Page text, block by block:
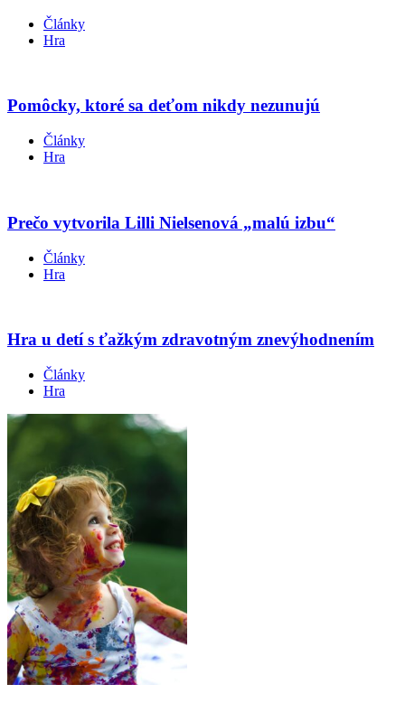
Články
Hra
Pomôcky, ktoré sa deťom nikdy nezunujú
Články
Hra
Prečo vytvorila Lilli Nielsenová „malú izbu“
Články
Hra
Hra u detí s ťažkým zdravotným znevýhodnením
Články
Hra